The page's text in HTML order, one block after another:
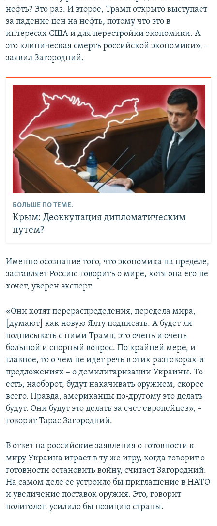
нефть? Это раз. И второе, Трамп открыто выступает
за падение цен на нефть, потому что это в
интересах США и для перестройки экономики. А
это клиническая смерть российской экономики», –
заявил Загородний.
БОЛЬШЕ ПО ТЕМЕ:
Крым: Деоккупация дипломатическим
путем?
Именно осознание того, что экономика на пределе,
заставляет Россию говорить о мире, хотя она его не
хочет, уверен эксперт.
«Они хотят перераспределения, передела мира,
[думают] как новую Ялту подписать. А будет ли
подписывать с ними Трамп, это очень и очень
большой и спорный вопрос. По крайней мере, и
главное, то о чем не идет речь в этих разговорах и
предложениях – о демилитаризации Украины. То
есть, наоборот, будут накачивать оружием, скорее
всего. Правда, американцы по-другому это делать
будут. Они будут это делать за счет европейцев», –
говорит Тарас Загородний.
В ответ на российские заявления о готовности к
миру Украина играет в ту же игру, когда говорит о
готовности остановить войну, считает Загородний.
На самом деле ее устроило бы приглашение в НАТО
и увеличение поставок оружия. Это, говорит
политолог, усилило бы позицию страны.